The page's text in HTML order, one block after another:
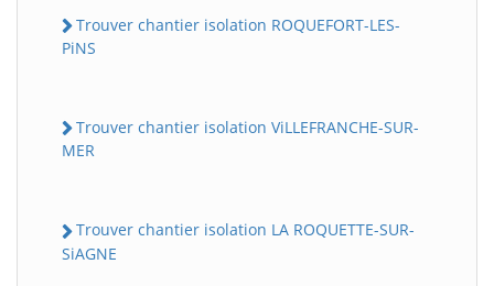
Trouver chantier isolation ROQUEFORT-LES-
PiNS
Trouver chantier isolation ViLLEFRANCHE-SUR-
MER
Trouver chantier isolation LA ROQUETTE-SUR-
SiAGNE